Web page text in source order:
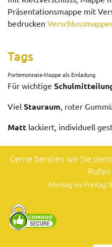
Präsentationsmappe mit
bedrucken
Tags
Portemonnaie-Mappe als Einladung
Für wichtige
Viel Stauraum, roter
Matt lackiert, individuell
Gerne beraten wir Sie
Montag bis Freitag: